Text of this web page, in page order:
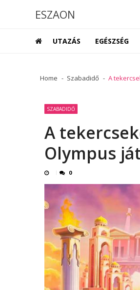
ESZAON
UTAZÁS EGÉSZSÉG
Home Szabadidő A
SZABADIDŐ
A
Olympus
0